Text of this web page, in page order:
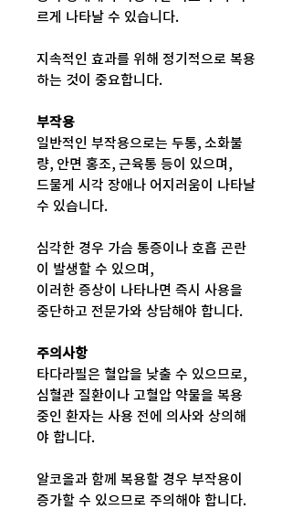
르게 나타날 수 있습니다.
지속적인 효과를 위해 정기적으로 복용
하는 것이 중요합니다.
부작용
일반적인 부작용으로는 두통, 소화불
량, 안면 홍조, 근육통 등이 있으며,
드물게 시각 장애나 어지러움이 나타날
수 있습니다.
심각한 경우 가슴 통증이나 호흡 곤란
이 발생할 수 있으며,
이러한 증상이 나타나면 즉시 사용을
중단하고 전문가와 상담해야 합니다.
주의사항
타다라필은 혈압을 낮출 수 있으므로,
심혈관 질환이나 고혈압 약물을 복용
중인 환자는 사용 전에 의사와 상의해
야 합니다.
알코올과 함께 복용할 경우 부작용이
증가할 수 있으므로 주의해야 합니다.